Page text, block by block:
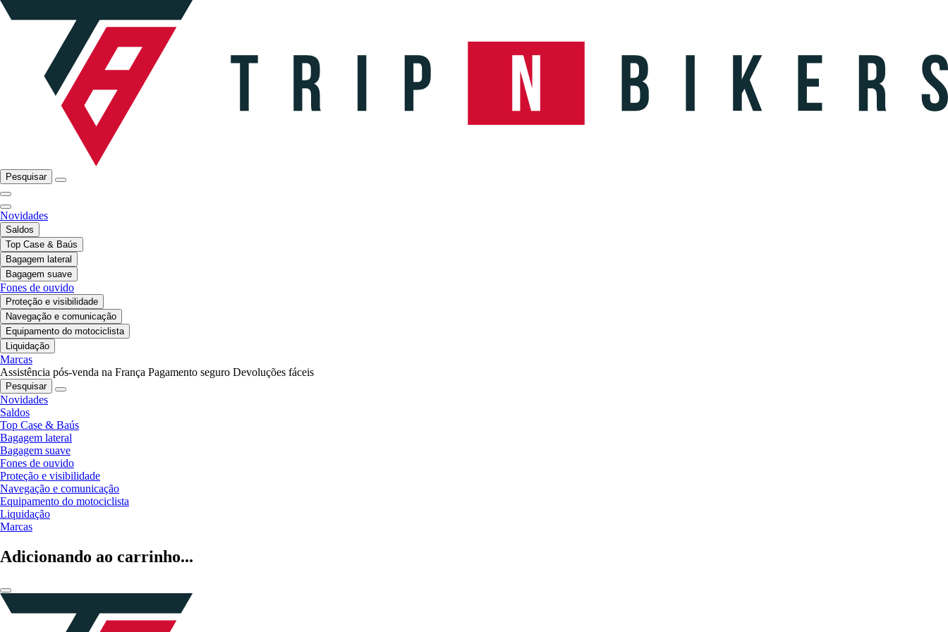
Pesquisar
Novidades
Saldos
Top Case & Baús
Bagagem lateral
Bagagem suave
Fones de ouvido
Proteção e visibilidade
Navegação e comunicação
Equipamento do motociclista
Liquidação
Marcas
Assistência pós-venda na França Pagamento seguro Devoluções fáceis
Pesquisar
Novidades
Saldos
Top Case & Baús
Bagagem lateral
Bagagem suave
Fones de ouvido
Proteção e visibilidade
Navegação e comunicação
Equipamento do motociclista
Liquidação
Marcas
Adicionando ao carrinho...